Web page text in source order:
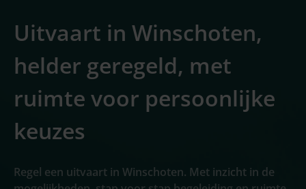
Uitvaart in Winschoten,
helder geregeld, met
ruimte voor persoonlijke
keuzes
Regel een uitvaart in Winschoten. Met inzicht in de